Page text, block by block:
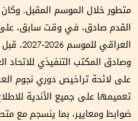
متطور خلال الموسم المقبل. وكان
القدم صادق، في وقت سابق، على
وصادق المكتب التنفيذي للاتحاد
تعميمها على جميع الأندية
ضوابط ومعايير، بما ينسجم مع